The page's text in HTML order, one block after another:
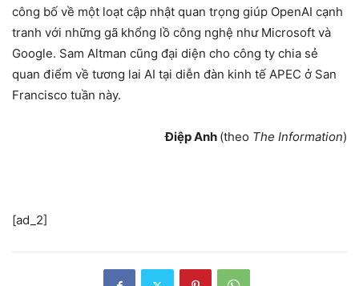
công bố về một loạt cập nhật quan trọng giúp OpenAI cạnh
tranh với những gã khổng lồ công nghệ như Microsoft và
Google. Sam Altman cũng đại diện cho công ty chia sẻ
quan điểm về tương lai AI tại diễn đàn kinh tế APEC ở San
Francisco tuần này.
Điệp Anh (theo The Information)
[ad_2]